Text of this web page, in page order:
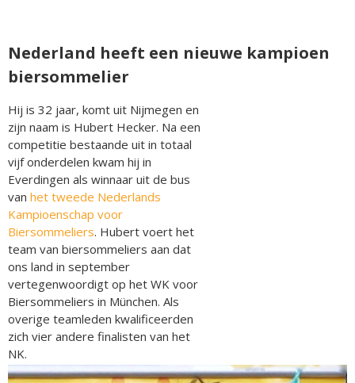
Nederland heeft een nieuwe kampioen
biersommelier
Hij is 32 jaar, komt uit Nijmegen en
zijn naam is Hubert Hecker. Na een
competitie bestaande uit in totaal
vijf onderdelen kwam hij in
Everdingen als winnaar uit de bus
van het tweede Nederlands
Kampioenschap voor
Biersommeliers. Hubert voert het
team van biersommeliers aan dat
ons land in september
vertegenwoordigt op het WK voor
Biersommeliers in München. Als
overige teamleden kwalificeerden
zich vier andere finalisten van het
NK.